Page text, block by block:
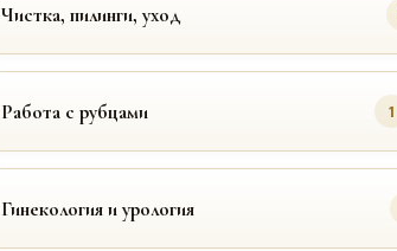
Чистка, пилинги, уход
Работа с рубцами 1
Гинекология и урология